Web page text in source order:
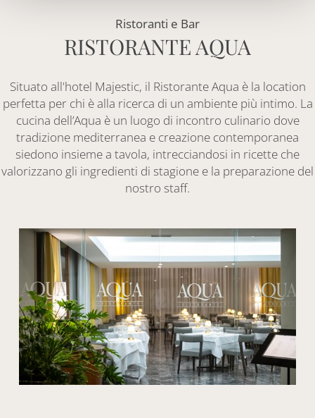
Ristoranti e Bar
RISTORANTE AQUA
Situato all'hotel Majestic, il Ristorante Aqua è la location
perfetta per chi è alla ricerca di un ambiente più intimo. La
cucina dell’Aqua è un luogo di incontro culinario dove
tradizione mediterranea e creazione contemporanea
siedono insieme a tavola, intrecciandosi in ricette che
valorizzano gli ingredienti di stagione e la preparazione del
nostro staff.